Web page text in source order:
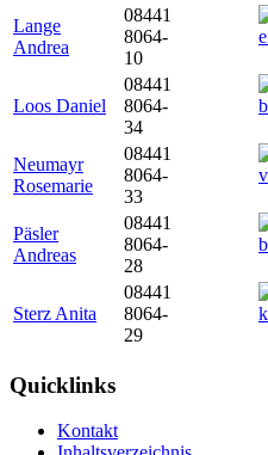
Lange
Andrea
08441
8064-
10
Loos Daniel
08441
8064-
34
Neumayr
Rosemarie
08441
8064-
33
Päsler
Andreas
08441
8064-
28
Sterz Anita
08441
8064-
29
Quicklinks
Kontakt